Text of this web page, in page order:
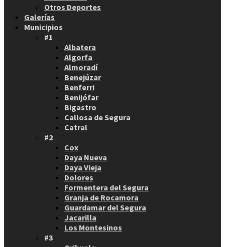
Otros Deportes
Galerías
Municipios
#1
Albatera
Algorfa
Almoradí
Benejúzar
Benferri
Benijófar
Bigastro
Callosa de Segura
Catral
#2
Cox
Daya Nueva
Daya Vieja
Dolores
Formentera del Segura
Granja de Rocamora
Guardamar del Segura
Jacarilla
Los Montesinos
#3